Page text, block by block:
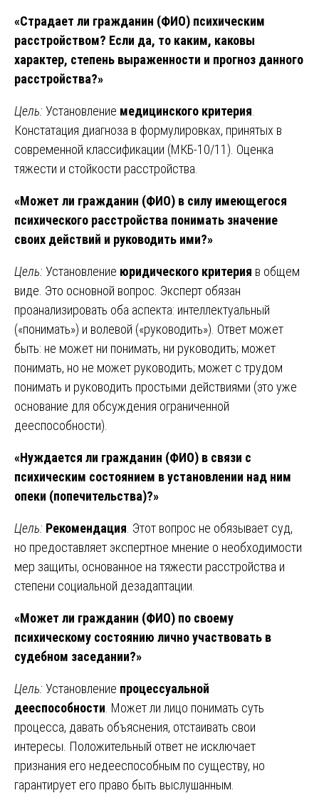
«Страдает ли гражданин (ФИО) психическим
расстройством? Если да, то каким, каковы
характер, степень выраженности и прогноз данного
расстройства?»
Цель: Установление медицинского критерия
Констатация диагноза в формулировках, принятых в
современной классификации (МКБ-10/11). Оценка
тяжести и стойкости расстройства.
«Может ли гражданин (ФИО) в силу имеющегося
психического расстройства понимать значение
своих действий и руководить ими?»
Цель: Установление юридического критерия в общем
виде. Это основной вопрос. Эксперт обязан
проанализировать оба аспекта: интеллектуальный
(«понимать») и волевой («руководить»). Ответ может
быть: не может ни понимать, ни руководить; может
понимать, но не может руководить; может с трудом
понимать и руководить простыми действиями (это уже
основание для обсуждения ограниченной
дееспособности).
«Нуждается ли гражданин (ФИО) в связи с
психическим состоянием в установлении над ним
опеки (попечительства)?»
Цель: Рекомендация . Этот вопрос не обязывает суд,
но предоставляет экспертное мнение о необходимости
мер защиты, основанное на тяжести расстройства и
степени социальной дезадаптации.
«Может ли гражданин (ФИО) по своему
психическому состоянию лично участвовать в
судебном заседании?»
Цель: Установление процессуальной
дееспособности . Может ли лицо понимать суть
процесса, давать объяснения, отстаивать свои
интересы. Положительный ответ не исключает
признания его недееспособным по существу, но
гарантирует его право быть выслушанным.